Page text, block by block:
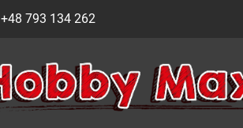
+48 793 134 262